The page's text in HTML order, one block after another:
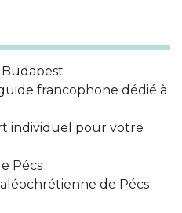
francophone dédié à
individuel pour votre
Pécs
de Pécs